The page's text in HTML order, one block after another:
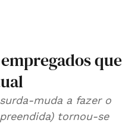
que
muda a fazer o
tornou-se